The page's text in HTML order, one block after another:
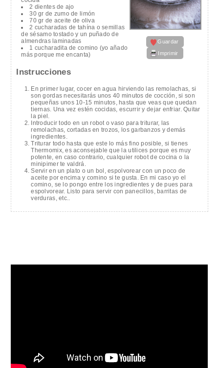
Guardar
Imprimir
2 dientes de ajo
30 gr de zumo de limón
70 gr de aceite de oliva
2 cucharadas de tahína o semillas
de sésamo tostado y un puñado de
almendras laminadas
1 cucharadita de comino (yo añado
más porque me encanta)
Instrucciones
En primer lugar, cocer en agua hirviendo las remolachas, si
son gordas necesitarás unos 40 minutos de cocción, si son
pequeñas unos 10-15 minutos, hasta que veas que quedan
tiernas. Una vez estén cocidas, escurrir y dejar enfriar. Quitar
la piel.
Introducir todo en un robot o vaso para triturar, las
remolachas, cortadas en trozos, los garbanzos y demás
ingredientes.
Triturar todo hasta que este lo más fino posible, si tienes
Thermomix, es aconsejable que la utilices porque es muy
potente, en caso contrario, cualquier robot de cocina o la
minipimer te valdrá.
Servir en un plato o un bol, espolvorear con un poco de
aceite por encima y comino si te gusta. En mi caso yo el
comino, se lo pongo entre los ingredientes y de pues para
espolvorear. Listo para servir con panecillos, barritas de
verduras, etc..